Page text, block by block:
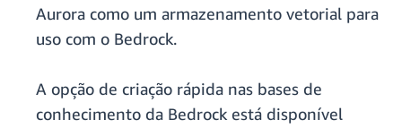
Aurora como um armazenamento vetorial para
uso com o Bedrock.
A opção de criação rápida nas bases de
conhecimento da Bedrock está disponível